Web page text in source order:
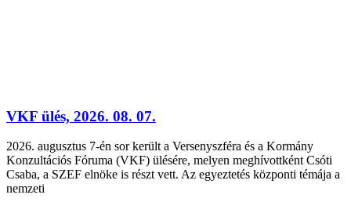
VKF ülés, 2026. 08. 07.
2026. augusztus 7-én sor került a Versenyszféra és a Kormány
Konzultációs Fóruma (VKF) ülésére, melyen meghívottként Csóti
Csaba, a SZEF elnöke is részt vett. Az egyeztetés központi témája a
nemzeti